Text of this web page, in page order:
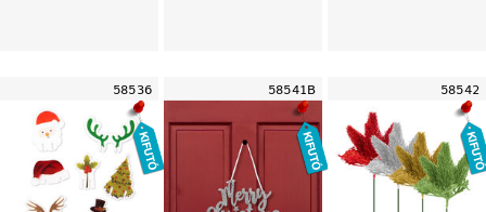
58536 58541B 58542